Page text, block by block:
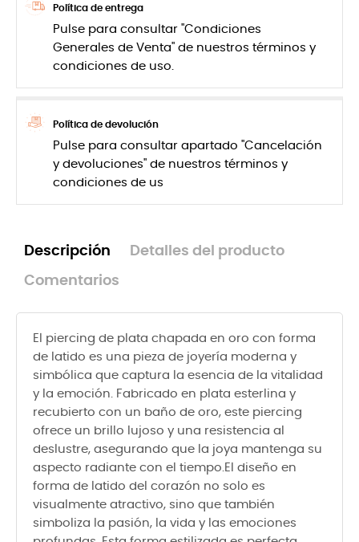
Política de entrega
Pulse para consultar "Condiciones
Generales de Venta" de nuestros términos y
condiciones de uso.
Política de devolución
Pulse para consultar apartado "Cancelación
y devoluciones" de nuestros términos y
condiciones de us
Descripción Detalles del producto
Comentarios
El piercing de plata chapada en oro con forma
de latido es una pieza de joyería moderna y
simbólica que captura la esencia de la vitalidad
y la emoción. Fabricado en plata esterlina y
recubierto con un baño de oro, este piercing
ofrece un brillo lujoso y una resistencia al
deslustre, asegurando que la joya mantenga su
aspecto radiante con el tiempo.El diseño en
forma de latido del corazón no solo es
visualmente atractivo, sino que también
simboliza la pasión, la vida y las emociones